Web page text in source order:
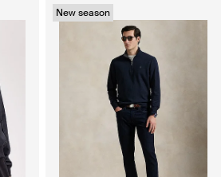
New season